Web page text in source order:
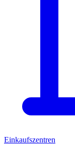
Einkaufszentren